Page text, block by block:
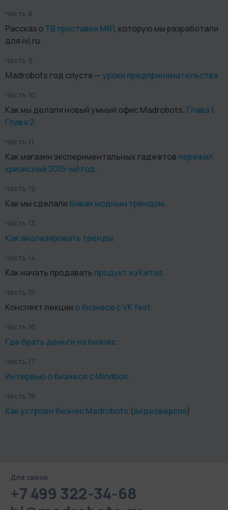
Часть 8
Рассказ оТВ приставке MR1, которую мы разработали
для ivi.ru.
Часть 9
Madrobots год спустя —уроки предпринимательства.
Часть 10
Как мы делали новый умный офис Madrobots. Глава 1.
Глава 2.
Часть 11
Как магазин экспериментальных гаджетов пережил
кризисный 2015-ый год.
Часть 12
Как мы сделали биван модным трендом.
Часть 13
Как анализировать тренды.
Часть 14
Как начать продавать продукт из Китая.
Часть 15
Конспект лекции о бизнесе с VK fest.
Часть 16
Где брать деньги на бизнес.
Часть 17
Интервью о бизнесе с Mindbox.
Часть 18
Как устроен бизнес Madrobots.(видеоверсия)
Для связи
+7 499 322-34-68